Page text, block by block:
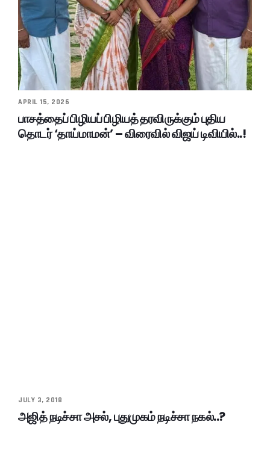
APRIL 15, 2026
பாசத்தைப் பிழியப் பிழியத் தரவிருக்கும் புதிய
தொடர் ‘தாய்மாமன்’ – விரைவில் விஜய் டிவியில்..!
JULY 3, 2018
அஜித் நடிச்சா அசல், புதுமுகம் நடிச்சா நகல்..?